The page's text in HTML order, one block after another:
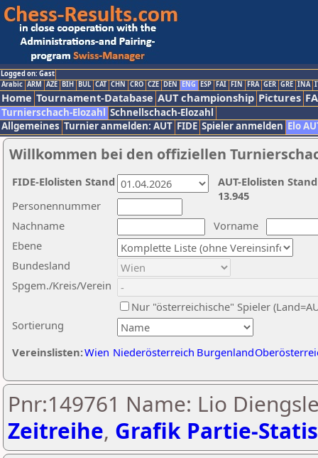
Logged on: Gast
Arabic ARM AZE BIH BUL CAT CHN CRO CZE DEN ENG ESP FAI FIN FRA GER GRE INA
Home Tournament-Database AUT championship Pictures
Turnierschach-Elozahl Schnellschach-Elozahl
Allgemeines Turnier anmelden: AUT FIDE Spieler anmelden Elo
Willkommen bei den offiziellen
Nachname
Vorname
Ebene
Sortierung
Personennummer
Bundesland
Spgem./Kreis/Verein
Nur "österreichische" Spieler
Vereinslisten:Wien Niederösterreich Burgenland
AUT-Elolisten
13.945
FIDE-Elolisten Stand
Pnr:149761 Name: Lio
Zeitreihe, Grafik Partie-